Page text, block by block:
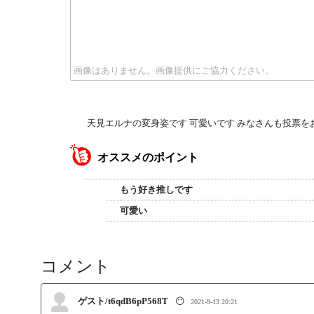
天見エルナの変身姿です 可愛いです みなさんも投票を
オススメのポイント
もう好き推しです
可愛い
コメント
ゲスト/t6qdB6pP568T 😶 2021-9-13 20:21